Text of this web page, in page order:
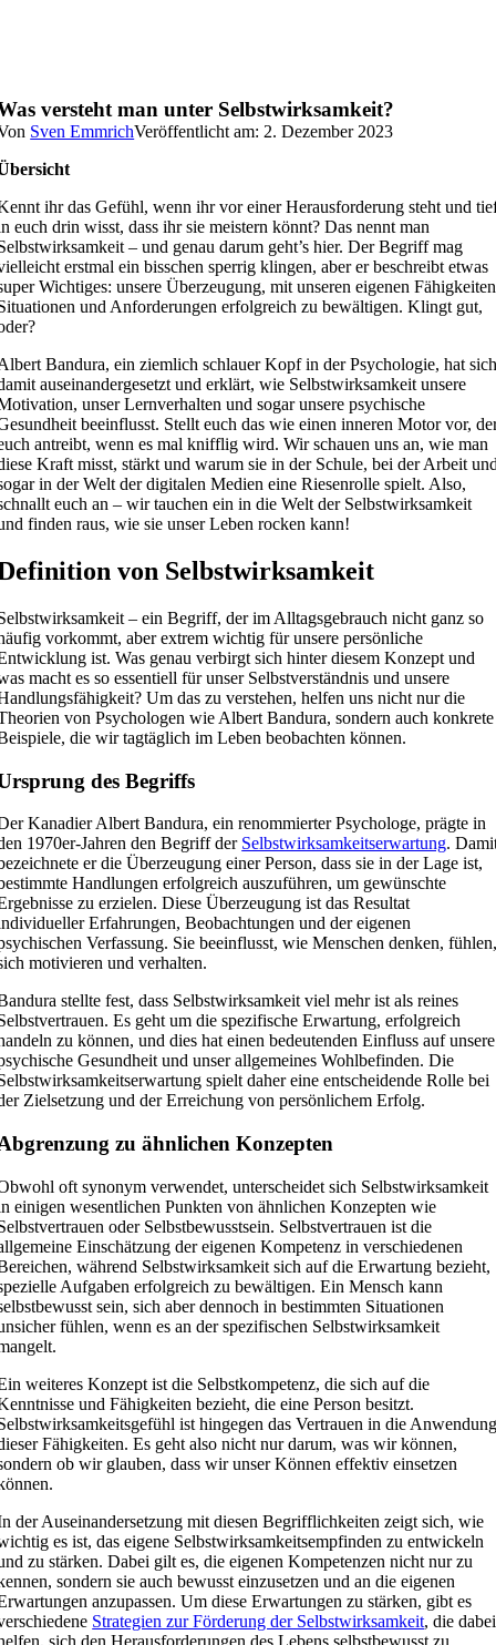
versteht man unter Selbstwirksamkeit?
Sven EmmrichVeröffentlicht am: 2. Dezember 2023
ihr das Gefühl, wenn ihr vor einer Herausforderung steht und
euch drin wisst, dass ihr sie meistern könnt? Das nennt man
– und genau darum geht’s hier. Der Begriff mag
erstmal ein bisschen sperrig klingen, aber er beschreibt etwas
Wichtiges: unsere Überzeugung, mit unseren eigenen Fähigkeiten
und Anforderungen erfolgreich zu bewältigen. Klingt gut,
Bandura, ein ziemlich schlauer Kopf in der Psychologie, hat
auseinandergesetzt und erklärt, wie Selbstwirksamkeit unsere
unser Lernverhalten und sogar unsere psychische
beeinflusst. Stellt euch das wie einen inneren Motor vor,
antreibt, wenn es mal knifflig wird. Wir schauen uns an, wie man
Kraft misst, stärkt und warum sie in der Schule, bei der Arbeit
in der Welt der digitalen Medien eine Riesenrolle spielt. Also,
euch an – wir tauchen ein in die Welt der Selbstwirksamkeit
finden raus, wie sie unser Leben rocken kann!
von Selbstwirksamkeit
– ein Begriff, der im Alltagsgebrauch nicht ganz so
vorkommt, aber extrem wichtig für unsere persönliche
ist. Was genau verbirgt sich hinter diesem Konzept und
macht es so essentiell für unser Selbstverständnis und unsere
Um das zu verstehen, helfen uns nicht nur die
von Psychologen wie Albert Bandura, sondern auch konkrete
die wir tagtäglich im Leben beobachten können.
des Begriffs
Kanadier Albert Bandura, ein renommierter Psychologe, prägte in
1970er-Jahren den Begriff der Selbstwirksamkeitserwartung.
er die Überzeugung einer Person, dass sie in der Lage ist,
Handlungen erfolgreich auszuführen, um gewünschte
zu erzielen. Diese Überzeugung ist das Resultat
Erfahrungen, Beobachtungen und der eigenen
Verfassung. Sie beeinflusst, wie Menschen denken,
motivieren und verhalten.
stellte fest, dass Selbstwirksamkeit viel mehr ist als reines
Es geht um die spezifische Erwartung, erfolgreich
zu können, und dies hat einen bedeutenden Einfluss auf unsere
Gesundheit und unser allgemeines Wohlbefinden. Die
spielt daher eine entscheidende Rolle bei
Zielsetzung und der Erreichung von persönlichem Erfolg.
zu ähnlichen Konzepten
oft synonym verwendet, unterscheidet sich Selbstwirksamkeit
einigen wesentlichen Punkten von ähnlichen Konzepten wie
oder Selbstbewusstsein. Selbstvertrauen ist die
Einschätzung der eigenen Kompetenz in verschiedenen
während Selbstwirksamkeit sich auf die Erwartung bezieht,
Aufgaben erfolgreich zu bewältigen. Ein Mensch kann
sein, sich aber dennoch in bestimmten Situationen
fühlen, wenn es an der spezifischen Selbstwirksamkeit
weiteres Konzept ist die Selbstkompetenz, die sich auf die
und Fähigkeiten bezieht, die eine Person besitzt.
ist hingegen das Vertrauen in die
Fähigkeiten. Es geht also nicht nur darum, was wir können,
ob wir glauben, dass wir unser Können effektiv einsetzen
der Auseinandersetzung mit diesen Begrifflichkeiten zeigt sich, wie
es ist, das eigene Selbstwirksamkeitsempfinden zu entwickeln
zu stärken. Dabei gilt es, die eigenen Kompetenzen nicht nur zu
sondern sie auch bewusst einzusetzen und an die eigenen
anzupassen. Um diese Erwartungen zu stärken, gibt es
Strategien zur Förderung der Selbstwirksamkeit, die dabei
sich den Herausforderungen des Lebens selbstbewusst zu